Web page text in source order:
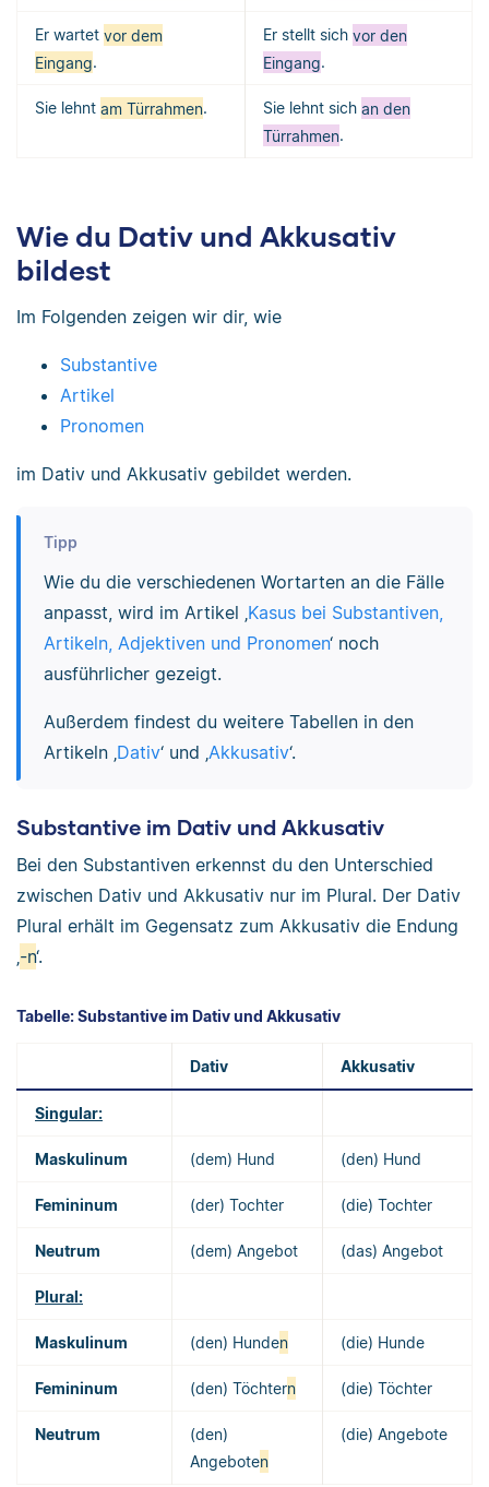
Er wartet vor dem
Eingang.
Er stellt sich vor den
Eingang.
Sie lehnt am Türrahmen. Sie lehnt sich an den
Türrahmen.
Wie du Dativ und Akkusativ
bildest
Im Folgenden zeigen wir dir, wie
Substantive
Artikel
Pronomen
im Dativ und Akkusativ gebildet werden.
Tipp
Wie du die verschiedenen Wortarten an die Fälle
anpasst, wird im Artikel ‚Kasus bei Substantiven,
Artikeln, Adjektiven und Pronomen‘ noch
ausführlicher gezeigt.
Außerdem findest du weitere Tabellen in den
Artikeln ‚Dativ‘ und ‚Akkusativ‘.
Substantive im Dativ und Akkusativ
Bei den Substantiven erkennst du den Unterschied
zwischen Dativ und Akkusativ nur im Plural. Der Dativ
Plural erhält im Gegensatz zum Akkusativ die Endung
‚-n‘.
Tabelle: Substantive im Dativ und Akkusativ
Dativ Akkusativ
Singular:
Maskulinum (dem) Hund (den) Hund
Femininum (der) Tochter (die) Tochter
Neutrum (dem) Angebot (das) Angebot
Plural:
Maskulinum (den) Hunden (die) Hunde
Femininum (den) Töchtern (die) Töchter
Neutrum
(den)
Angeboten
(die) Angebote